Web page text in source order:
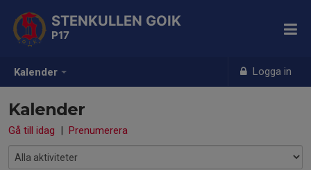
Kalender Logga in
STENKULLEN GOIK
P17
Kalender
Gå till idag | Prenumerera